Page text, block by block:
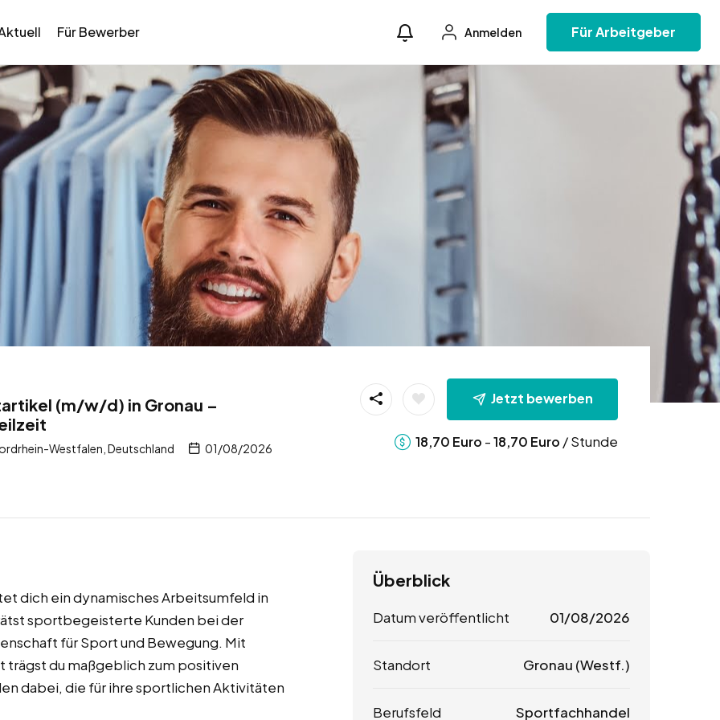
Für Bewerber Anmelden Für Arbeitgeber
(m/w/d) in Gronau –
Westfalen, Deutschland 01/08/2026
Jetzt bewerben
18,70 Euro -18,70 Euro / Stunde
dich ein dynamisches Arbeitsumfeld in
sportbegeisterte Kunden bei der
für Sport und Bewegung. Mit
trägst du maßgeblich zum positiven
dabei, die für ihre sportlichen Aktivitäten
Überblick
Datum veröffentlicht 01/08/2026
Standort Gronau (Westf.)
Berufsfeld Sportfachhandel